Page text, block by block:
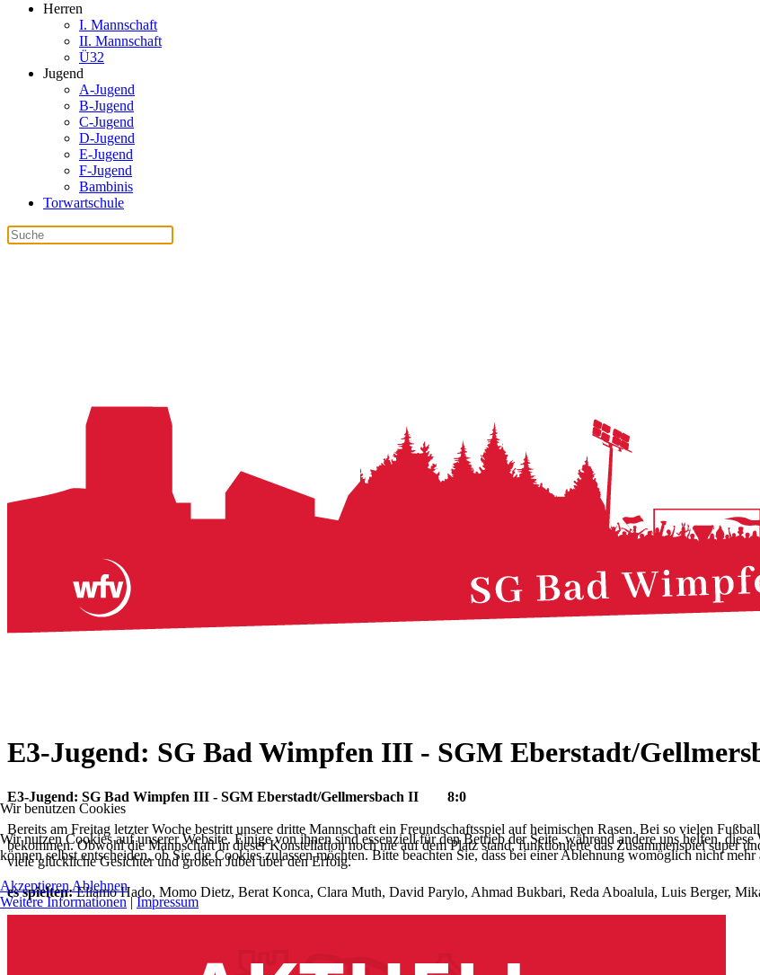
Herren
I. Mannschaft
II. Mannschaft
Ü32
Jugend
A-Jugend
B-Jugend
C-Jugend
D-Jugend
E-Jugend
F-Jugend
Bambinis
Torwartschule
E3-Jugend: SG Bad Wimpfen III - SGM Eberstadt/
E3-Jugend: SG Bad Wimpfen III - SGM Eberstadt/Gellmersbach II 8:0
Bereits am Freitag letzter Woche bestritt unsere dritte Mannschaft ein Freundschaftsspiel auf heimischen Rasen. Bei so vielen
bekommen. Obwohl die Mannschaft in dieser Konstellation noch nie auf dem Platz stand, funktionierte das Zusammenspiel super
viele glückliche Gesichter und großen Jubel über den Erfolg.
es spielten:Eliamo Hado, Momo Dietz, Berat Konca, Clara Muth, David Parylo, Ahmad Bukbari, Reda Aboalula, Luis Berger,
Wir benutzen Cookies
Wir nutzen Cookies auf unserer Website. Einige von ihnen sind essenziell für den Betrieb der Seite, während andere uns helfen,
können selbst entscheiden, ob Sie die Cookies zulassen möchten. Bitte beachten Sie, dass bei einer Ablehnung womöglich nicht
Akzeptieren Ablehnen
Weitere Informationen|Impressum